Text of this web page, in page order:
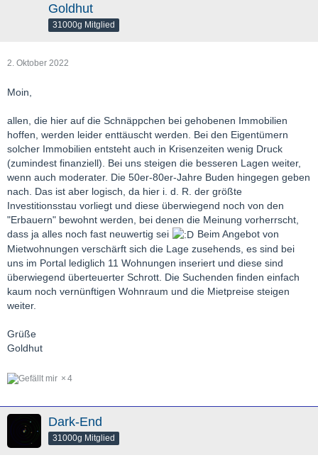
Goldhut
31000g Mitglied
2. Oktober 2022
Moin,
allen, die hier auf die Schnäppchen bei gehobenen Immobilien
hoffen, werden leider enttäuscht werden. Bei den Eigentümern
solcher Immobilien entsteht auch in Krisenzeiten wenig Druck
(zumindest finanziell). Bei uns steigen die besseren Lagen weiter,
wenn auch moderater. Die 50er-80er-Jahre Buden hingegen geben
nach. Das ist aber logisch, da hier i. d. R. der größte
Investitionsstau vorliegt und diese überwiegend noch von den
"Erbauern" bewohnt werden, bei denen die Meinung vorherrscht,
dass ja alles noch fast neuwertig sei
Beim Angebot von
Mietwohnungen verschärft sich die Lage zusehends, es sind bei
uns im Portal lediglich 11 Wohnungen inseriert und diese sind
überwiegend überteuerter Schrott. Die Suchenden finden einfach
kaum noch vernünftigen Wohnraum und die Mietpreise steigen
weiter.
Grüße
Goldhut
4
Dark-End
31000g Mitglied